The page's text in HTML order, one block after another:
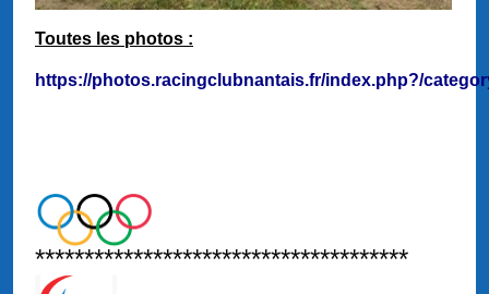
Toutes les photos :
https://photos.racingclubnantais.fr/index.php?/
**************************************